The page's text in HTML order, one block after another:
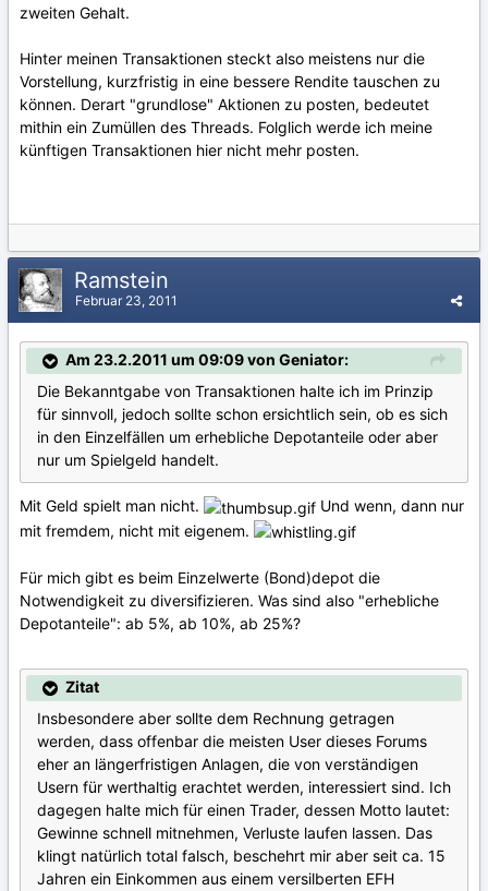
zweiten Gehalt.
Hinter meinen Transaktionen steckt also meistens nur die
Vorstellung, kurzfristig in eine bessere Rendite tauschen zu
können. Derart "grundlose" Aktionen zu posten, bedeutet
mithin ein Zumüllen des Threads. Folglich werde ich meine
künftigen Transaktionen hier nicht mehr posten.
Ramstein
Februar 23, 2011
Am 23.2.2011 um 09:09 von Geniator:
Die Bekanntgabe von Transaktionen halte ich im Prinzip
für sinnvoll, jedoch sollte schon ersichtlich sein, ob es sich
in den Einzelfällen um erhebliche Depotanteile oder aber
nur um Spielgeld handelt.
Mit Geld spielt man nicht.
Und wenn, dann nur
mit fremdem, nicht mit eigenem.
Für mich gibt es beim Einzelwerte (Bond)depot die
Notwendigkeit zu diversifizieren. Was sind also "erhebliche
Depotanteile": ab 5%, ab 10%, ab 25%?
Zitat
Insbesondere aber sollte dem Rechnung getragen
werden, dass offenbar die meisten User dieses Forums
eher an längerfristigen Anlagen, die von verständigen
Usern für werthaltig erachtet werden, interessiert sind. Ich
dagegen halte mich für einen Trader, dessen Motto lautet:
Gewinne schnell mitnehmen, Verluste laufen lassen. Das
klingt natürlich total falsch, beschehrt mir aber seit ca. 15
Jahren ein Einkommen aus einem versilberten EFH